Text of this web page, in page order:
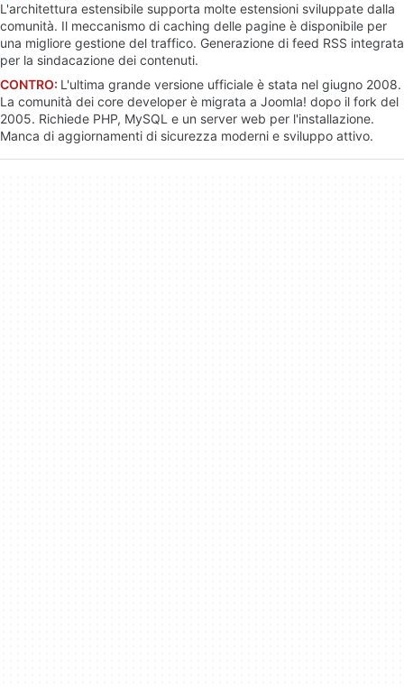
L'architettura estensibile supporta molte estensioni sviluppate dalla
comunità. Il meccanismo di caching delle pagine è disponibile per
una migliore gestione del traffico. Generazione di feed RSS integrata
per la sindacazione dei contenuti.
CONTRO: L'ultima grande versione ufficiale è stata nel giugno 2008.
La comunità dei core developer è migrata a Joomla! dopo il fork del
2005. Richiede PHP, MySQL e un server web per l'installazione.
Manca di aggiornamenti di sicurezza moderni e sviluppo attivo.